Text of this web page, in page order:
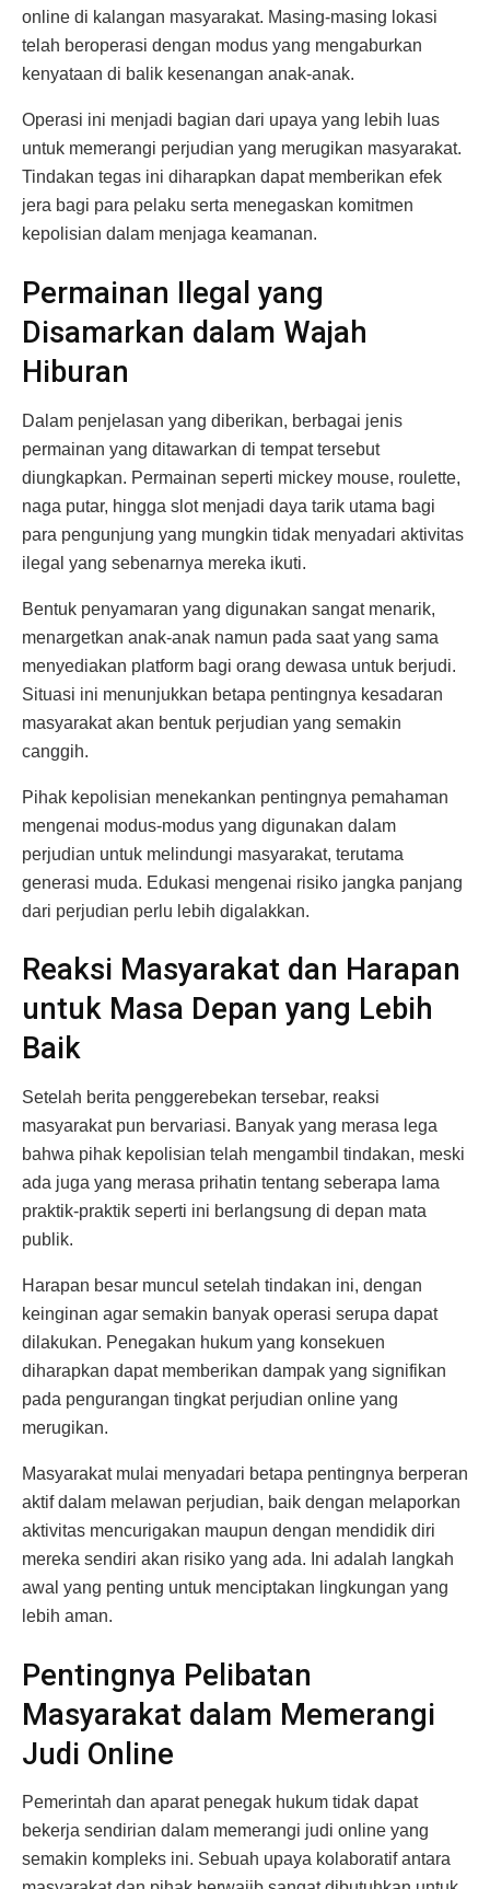
online di kalangan masyarakat. Masing-masing lokasi
telah beroperasi dengan modus yang mengaburkan
kenyataan di balik kesenangan anak-anak.
Operasi ini menjadi bagian dari upaya yang lebih luas
untuk memerangi perjudian yang merugikan masyarakat.
Tindakan tegas ini diharapkan dapat memberikan efek
jera bagi para pelaku serta menegaskan komitmen
kepolisian dalam menjaga keamanan.
Permainan Ilegal yang
Disamarkan dalam Wajah
Hiburan
Dalam penjelasan yang diberikan, berbagai jenis
permainan yang ditawarkan di tempat tersebut
diungkapkan. Permainan seperti mickey mouse, roulette,
naga putar, hingga slot menjadi daya tarik utama bagi
para pengunjung yang mungkin tidak menyadari aktivitas
ilegal yang sebenarnya mereka ikuti.
Bentuk penyamaran yang digunakan sangat menarik,
menargetkan anak-anak namun pada saat yang sama
menyediakan platform bagi orang dewasa untuk berjudi.
Situasi ini menunjukkan betapa pentingnya kesadaran
masyarakat akan bentuk perjudian yang semakin
canggih.
Pihak kepolisian menekankan pentingnya pemahaman
mengenai modus-modus yang digunakan dalam
perjudian untuk melindungi masyarakat, terutama
generasi muda. Edukasi mengenai risiko jangka panjang
dari perjudian perlu lebih digalakkan.
Reaksi Masyarakat dan Harapan
untuk Masa Depan yang Lebih
Baik
Setelah berita penggerebekan tersebar, reaksi
masyarakat pun bervariasi. Banyak yang merasa lega
bahwa pihak kepolisian telah mengambil tindakan, meski
ada juga yang merasa prihatin tentang seberapa lama
praktik-praktik seperti ini berlangsung di depan mata
publik.
Harapan besar muncul setelah tindakan ini, dengan
keinginan agar semakin banyak operasi serupa dapat
dilakukan. Penegakan hukum yang konsekuen
diharapkan dapat memberikan dampak yang signifikan
pada pengurangan tingkat perjudian online yang
merugikan.
Masyarakat mulai menyadari betapa pentingnya berperan
aktif dalam melawan perjudian, baik dengan melaporkan
aktivitas mencurigakan maupun dengan mendidik diri
mereka sendiri akan risiko yang ada. Ini adalah langkah
awal yang penting untuk menciptakan lingkungan yang
lebih aman.
Pentingnya Pelibatan
Masyarakat dalam Memerangi
Judi Online
Pemerintah dan aparat penegak hukum tidak dapat
bekerja sendirian dalam memerangi judi online yang
semakin kompleks ini. Sebuah upaya kolaboratif antara